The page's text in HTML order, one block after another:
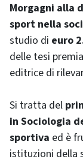
Morgagni alla
sport nella
studio di euro
delle tesi
editrice di
Si tratta del
in Sociologia
sportiva ed è
istituzioni della